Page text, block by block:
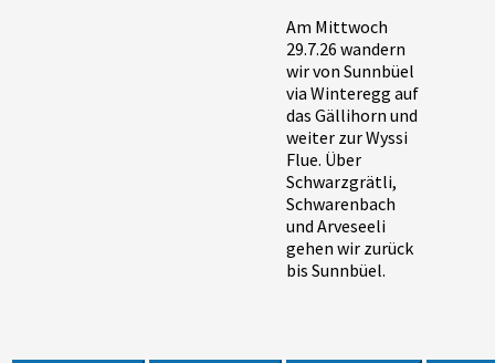
Am Mittwoch
29.7.26 wandern
wir von Sunnbüel
via Winteregg auf
das Gällihorn und
weiter zur Wyssi
Flue. Über
Schwarzgrätli,
Schwarenbach
und Arveseeli
gehen wir zurück
bis Sunnbüel.